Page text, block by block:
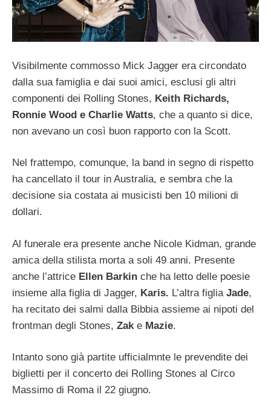
Visibilmente commosso Mick Jagger era circondato
dalla sua famiglia e dai suoi amici, esclusi gli altri
componenti dei Rolling Stones, Keith Richards,
Ronnie Wood e Charlie Watts, che a quanto si dice,
non avevano un così buon rapporto con la Scott.
Nel frattempo, comunque, la band in segno di rispetto
ha cancellato il tour in Australia, e sembra che la
decisione sia costata ai musicisti ben 10 milioni di
dollari.
Al funerale era presente anche Nicole Kidman, grande
amica della stilista morta a soli 49 anni. Presente
anche l’attrice Ellen Barkin che ha letto delle poesie
insieme alla figlia di Jagger, Karis. L’altra figlia Jade,
ha recitato dei salmi dalla Bibbia assieme ai nipoti del
frontman degli Stones, Zak e Mazie.
Intanto sono già partite ufficialmnte le prevendite dei
biglietti per il concerto dei Rolling Stones al Circo
Massimo di Roma il 22 giugno.